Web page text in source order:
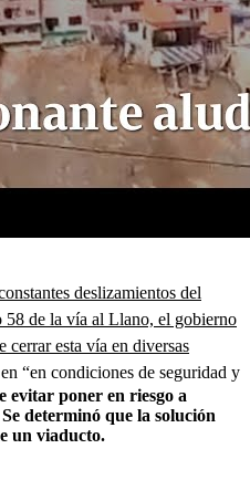
deslizamientos del
de la vía al Llano, el gobierno
esta vía en diversas
“en condiciones de seguridad y
evitar poner en riesgo a
determinó que la solución
un viaducto.